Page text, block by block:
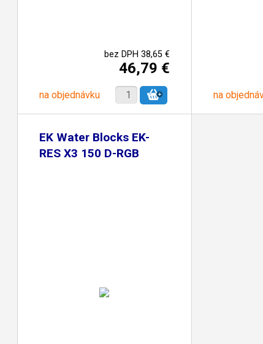
bez DPH 38,65 €
46,79 €
na objednávku na
EK Water Blocks EK-
RES X3 150 D-RGB